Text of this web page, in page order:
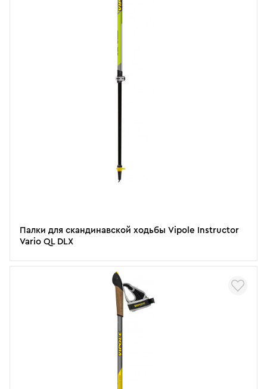
Палки для скандинавской ходьбы Vipole Instructor
Vario QL DLX